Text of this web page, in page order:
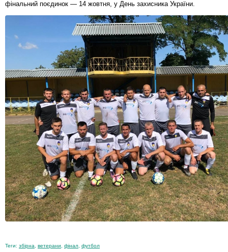
фінальний поєдинок — 14 жовтня, у День захисника України.
Теги: збірна ветерани фінал футбол